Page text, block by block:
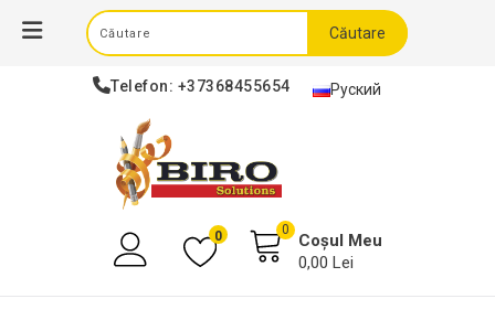
Telefon: +37368455654 Руский
Căutare
0 0
Coșul Meu
0,00 Lei